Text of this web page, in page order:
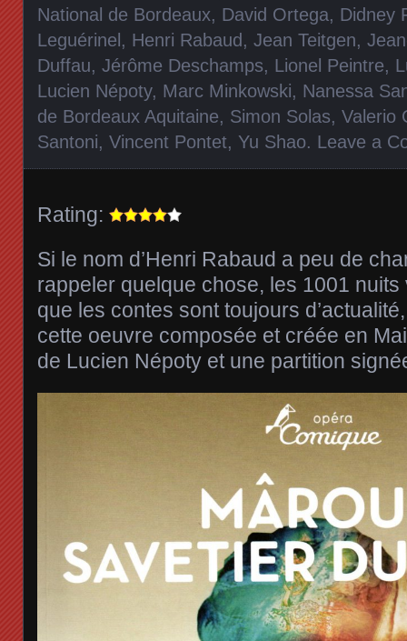
National de Bordeaux, David Ortega, Didney
Leguérinel, Henri Rabaud, Jean Teitgen,
Duffau, Jérôme Deschamps, Lionel Peintre,
Lucien Népoty, Marc Minkowski, Nanessa
de Bordeaux Aquitaine, Simon Solas, Valerio
Santoni, Vincent Pontet, Yu Shao. Leave a
Rating:
Si le nom d’Henri Rabaud a peu de
rappeler quelque chose, les 1001
que les contes sont toujours
cette oeuvre composée et créée en
de Lucien Népoty et une partition